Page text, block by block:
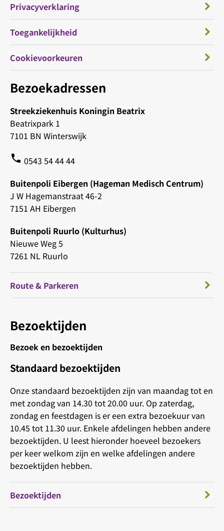
Bezoekadressen
Streekziekenhuis Koningin Beatrix
Beatrixpark 1
7101 BN Winterswijk
phone 0543 54 44 44
Buitenpoli Eibergen (Hageman Medisch Centrum)
J W Hagemanstraat 46-2
7151 AH Eibergen
Buitenpoli Ruurlo (Kulturhus)
Nieuwe Weg 5
7261 NL Ruurlo
Route & Parkeren
Bezoektijden
Bezoek en bezoektijden
Standaard bezoektijden
Onze standaard bezoektijden zijn van maandag tot en
met zondag van 14.30 tot 20.00 uur. Op zaterdag,
zondag en feestdagen is er een extra bezoekuur van
10.45 tot 11.30 uur. Enkele afdelingen hebben andere
bezoektijden. U leest hieronder hoeveel bezoekers
per keer welkom zijn en welke afdelingen andere
bezoektijden hebben.
Bezoektijden
Privacyverklaring
Toegankelijkheid
Cookievoorkeuren